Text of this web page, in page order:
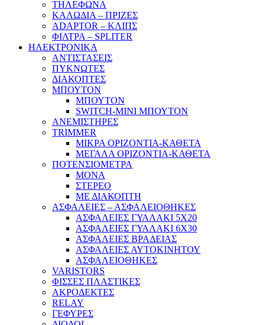
ΤΗΛΕΦΩΝΑ
ΚΑΛΩΔΙΑ – ΠΡΙΖΕΣ
ADAPTOR – ΚΛΙΠΣ
ΦΙΛΤΡΑ – SPLITER
ΗΛΕΚΤΡΟΝΙΚΑ
ΑΝΤΙΣΤΑΣΕΙΣ
ΠΥΚΝΩΤΕΣ
ΔΙΑΚΟΠΤΕΣ
ΜΠΟΥΤΟΝ
ΜΠΟΥΤΟΝ
SWITCH-MINI ΜΠΟΥΤΟΝ
ΑΝΕΜΙΣΤΗΡΕΣ
TRIMMER
ΜΙΚΡΑ ΟΡΙΖΟΝΤΙΑ-ΚΑΘΕΤΑ
ΜΕΓΑΛΑ ΟΡΙΖΟΝΤΙΑ-ΚΑΘΕΤΑ
ΠΟΤΕΝΣΙΟΜΕΤΡΑ
ΜΟΝΑ
ΣΤΕΡΕΟ
ΜΕ ΔΙΑΚΟΠΤΗ
ΑΣΦΑΛΕΙΕΣ – ΑΣΦΑΛΕΙΟΘΗΚΕΣ
ΑΣΦΑΛΕΙΕΣ ΓΥΑΛΑΚΙ 5Χ20
ΑΣΦΑΛΕΙΕΣ ΓΥΑΛΑΚΙ 6Χ30
ΑΣΦΑΛΕΙΕΣ ΒΡΑΔΕΙΑΣ
ΑΣΦΑΛΕΙΕΣ ΑΥΤΟΚΙΝΗΤΟΥ
ΑΣΦΑΛΕΙΟΘΗΚΕΣ
VARISTORS
ΦΙΣΣΕΣ ΠΛΑΣΤΙΚΕΣ
ΑΚΡΟΔΕΚΤΕΣ
RELAY
ΓΕΦΥΡΕΣ